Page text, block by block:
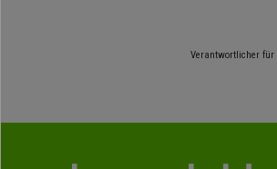
Verantwortlicher für